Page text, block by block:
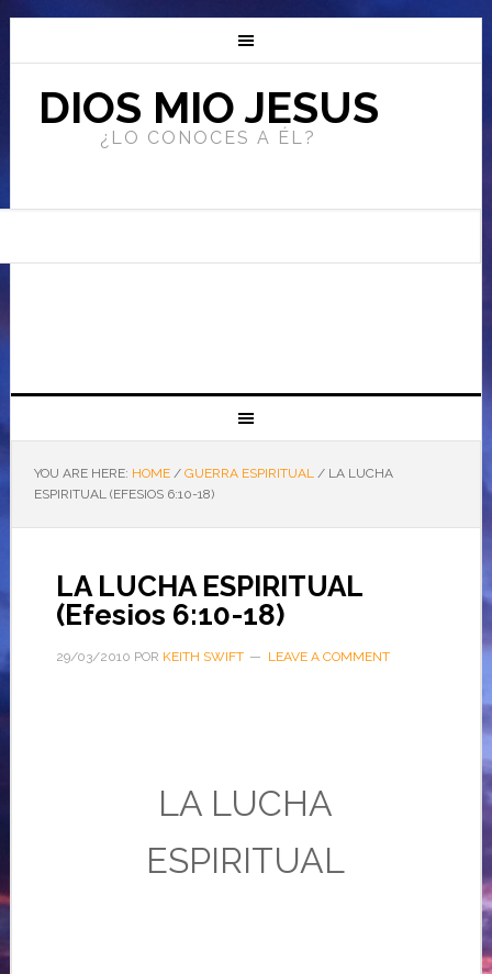
DIOS MIO JESUS
¿LO CONOCES A ÉL?
YOU ARE HERE: HOME / GUERRA ESPIRITUAL /LA LUCHA
ESPIRITUAL (EFESIOS 6:10-18)
LA LUCHA ESPIRITUAL
(Efesios 6:10-18)
29/03/2010 POR KEITH SWIFT LEAVE A COMMENT
LA LUCHA
ESPIRITUAL